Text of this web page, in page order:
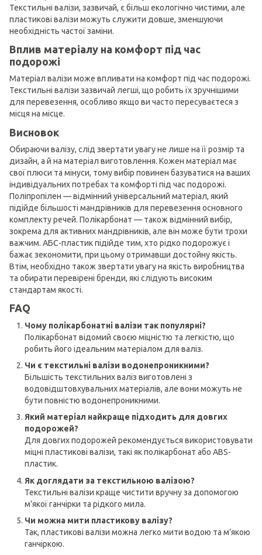
Текстильні валізи, зазвичай, є більш екологічно чистими, але
пластикові валізи можуть служити довше, зменшуючи
необхідність частої заміни.
Вплив матеріалу на комфорт під час
подорожі
Матеріал валізи може впливати на комфорт під час подорожі.
Текстильні валізи зазвичай легші, що робить їх зручнішими
для перевезення, особливо якщо ви часто пересуваєтеся з
місця на місце.
Висновок
Обираючи валізу, слід звертати увагу не лише на її розмір та
дизайн, а й на матеріал виготовлення. Кожен матеріал має
свої плюси та мінуси, тому вибір повинен базуватися на ваших
індивідуальних потребах та комфорті під час подорожі.
Поліпропілен — відмінний універсальний матеріал, який
підійде більшості мандрівників для перевезення основного
комплекту речей. Полікарбонат — також відмінний вибір,
зокрема для активних мандрівників, але він може бути трохи
важчим. АБС-пластик підійде тим, хто рідко подорожує і
бажає зекономити, при цьому отримавши достойну якість.
Втім, необхідно також звертати увагу на якість виробництва
та обирати перевірені бренди, які слідують високим
стандартам якості.
FAQ
Чому полікарбонатні валізи так популярні?
Полікарбонат відомий своєю міцністю та легкістю, що
робить його ідеальним матеріалом для валіз.
Чи є текстильні валізи водонепроникними?
Більшість текстильних валіз виготовлені з
водовідштовхувальних матеріалів, але вони можуть не
бути повністю водонепроникними.
Який матеріал найкраще підходить для довгих
подорожей?
Для довгих подорожей рекомендується використовувати
міцні пластикові валізи, такі як полікарбонат або ABS-
пластик.
Як доглядати за текстильною валізою?
Текстильні валізи краще чистити вручну за допомогою
м’якої ганчірки та рідкого мила.
Чи можна мити пластикову валізу?
Так, пластикові валізи можна легко мити водою та м’якою
ганчіркою.